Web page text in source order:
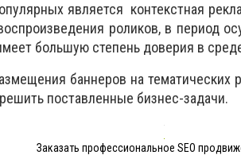
является контекстная
роликов, в период
большую степень доверия в
баннеров на тематических
поставленные бизнес-задачи.
Заказать профессиональное SEO